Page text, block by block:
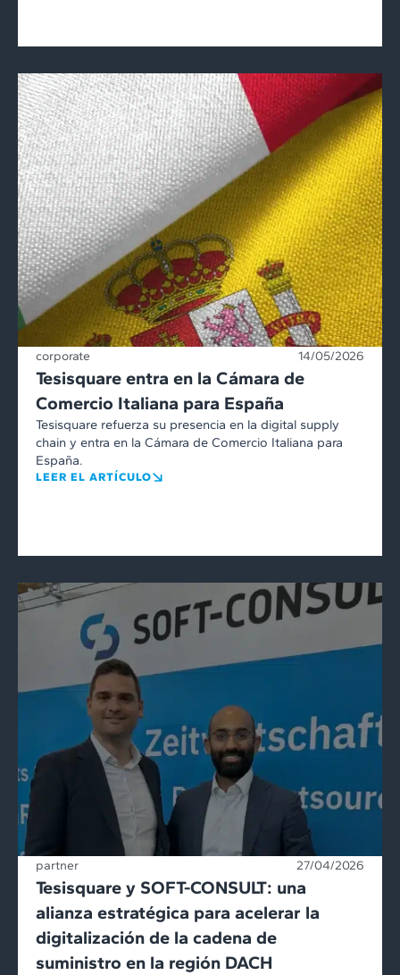
corporate 14/05/2026
Tesisquare entra en la Cámara de
Comercio Italiana para España
Tesisquare refuerza su presencia en la digital supply
chain y entra en la Cámara de Comercio Italiana para
España.
LEER EL ARTÍCULO
partner 27/04/2026
Tesisquare y SOFT-CONSULT: una
alianza estratégica para acelerar la
digitalización de la cadena de
suministro en la región DACH